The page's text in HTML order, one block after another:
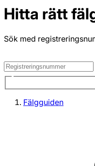
Hitta rätt
Sök med
Fälgguiden